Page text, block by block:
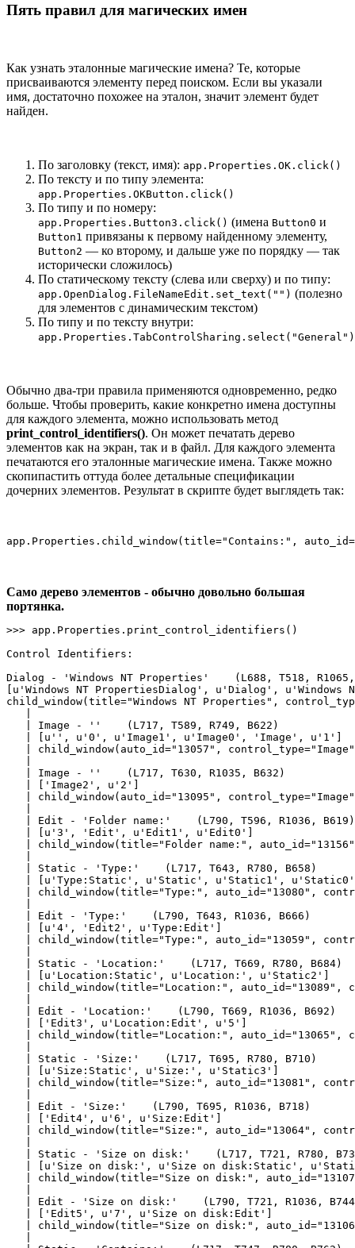
Пять правил для магических имен
Как узнать эталонные магические имена? Те, которые
присваиваются элементу перед поиском. Если вы указали
имя, достаточно похожее на эталон, значит элемент будет
найден.
По заголовку (текст, имя): app.Properties.OK.click()
По тексту и по типу элемента:
app.Properties.OKButton.click()
По типу и по номеру:
app.Properties.Button3.click() (имена Button0 и
Button1 привязаны к первому найденному элементу,
Button2 — ко второму, и дальше уже по порядку — так
исторически сложилось)
По статическому тексту (слева или сверху) и по типу:
app.OpenDialog.FileNameEdit.set_text("") (полезно
для элементов с динамическим текстом)
По типу и по тексту внутри:
app.Properties.TabControlSharing.select("General")
Обычно два-три правила применяются одновременно, редко
больше. Чтобы проверить, какие конкретно имена доступны
для каждого элемента, можно использовать метод
print_control_identifiers(). Он может печатать дерево
элементов как на экран, так и в файл. Для каждого элемента
печатаются его эталонные магические имена. Также можно
скопипастить оттуда более детальные спецификации
дочерних элементов. Результат в скрипте будет выглядеть так:
app.Properties.child_window(title="Contains:",
Само дерево элементов - обычно довольно большая
портянка.
>>> app.Properties.print_control_identifiers()
Control Identifiers:
Dialog - 'Windows NT Properties'    (L688, T518, R1065,
[u'Windows NT PropertiesDialog', u'Dialog', u'Windows
child_window(title="Windows NT Properties",
   | Image - ''    (L717, T589, R749, B622)
   | [u'', u'0', u'Image1', u'Image0', 'Image', u'1']
| child_window(auto_id="13057",
   | Image - ''    (L717, T630, R1035, B632)
   | ['Image2', u'2']
| child_window(auto_id="13095",
   | Edit - 'Folder name:'    (L790, T596, R1036, B619)
   | [u'3', 'Edit', u'Edit1', u'Edit0']
| child_window(title="Folder name:",
   | Static - 'Type:'    (L717, T643, R780, B658)
| [u'Type:Static', u'Static', u'Static1',
| child_window(title="Type:", auto_id="13080",
   | Edit - 'Type:'    (L790, T643, R1036, B666)
   | [u'4', 'Edit2', u'Type:Edit']
| child_window(title="Type:", auto_id="13059",
   | Static - 'Location:'    (L717, T669, R780, B684)
   | [u'Location:Static', u'Location:', u'Static2']
| child_window(title="Location:", auto_id="13089",
   | Edit - 'Location:'    (L790, T669, R1036, B692)
   | ['Edit3', u'Location:Edit', u'5']
| child_window(title="Location:", auto_id="13065",
   | Static - 'Size:'    (L717, T695, R780, B710)
   | [u'Size:Static', u'Size:', u'Static3']
| child_window(title="Size:", auto_id="13081",
   | Edit - 'Size:'    (L790, T695, R1036, B718)
   | ['Edit4', u'6', u'Size:Edit']
| child_window(title="Size:", auto_id="13064",
| Static - 'Size on disk:'    (L717, T721, R780,
| [u'Size on disk:', u'Size on disk:Static',
| child_window(title="Size on disk:",
| Edit - 'Size on disk:'    (L790, T721, R1036,
   | ['Edit5', u'7', u'Size on disk:Edit']
| child_window(title="Size on disk:",